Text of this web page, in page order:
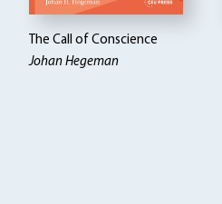
The Call of Conscience
Johan Hegeman